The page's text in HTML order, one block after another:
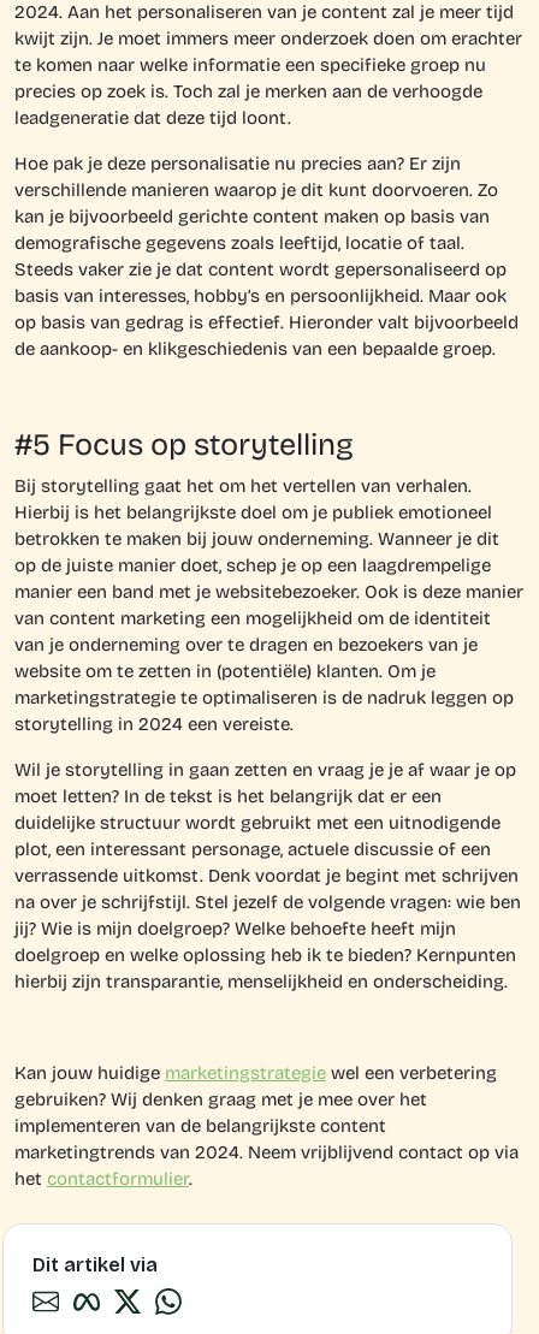
2024. Aan het personaliseren van je content zal je meer tijd
kwijt zijn. Je moet immers meer onderzoek doen om erachter
te komen naar welke informatie een specifieke groep nu
precies op zoek is. Toch zal je merken aan de verhoogde
leadgeneratie dat deze tijd loont.
Hoe pak je deze personalisatie nu precies aan? Er zijn
verschillende manieren waarop je dit kunt doorvoeren. Zo
kan je bijvoorbeeld gerichte content maken op basis van
demografische gegevens zoals leeftijd, locatie of taal.
Steeds vaker zie je dat content wordt gepersonaliseerd op
basis van interesses, hobby’s en persoonlijkheid. Maar ook
op basis van gedrag is effectief. Hieronder valt bijvoorbeeld
de aankoop- en klikgeschiedenis van een bepaalde groep.
#5 Focus op storytelling
Bij storytelling gaat het om het vertellen van verhalen.
Hierbij is het belangrijkste doel om je publiek emotioneel
betrokken te maken bij jouw onderneming. Wanneer je dit
op de juiste manier doet, schep je op een laagdrempelige
manier een band met je websitebezoeker. Ook is deze manier
van content marketing een mogelijkheid om de identiteit
van je onderneming over te dragen en bezoekers van je
website om te zetten in (potentiële) klanten. Om je
marketingstrategie te optimaliseren is de nadruk leggen op
storytelling in 2024 een vereiste.
Wil je storytelling in gaan zetten en vraag je je af waar je op
moet letten? In de tekst is het belangrijk dat er een
duidelijke structuur wordt gebruikt met een uitnodigende
plot, een interessant personage, actuele discussie of een
verrassende uitkomst. Denk voordat je begint met schrijven
na over je schrijfstijl. Stel jezelf de volgende vragen: wie ben
jij? Wie is mijn doelgroep? Welke behoefte heeft mijn
doelgroep en welke oplossing heb ik te bieden? Kernpunten
hierbij zijn transparantie, menselijkheid en onderscheiding.
Kan jouw huidige marketingstrategie wel een verbetering
gebruiken? Wij denken graag met je mee over het
implementeren van de belangrijkste content
marketingtrends van 2024. Neem vrijblijvend contact op via
het contactformulier.
Dit artikel via